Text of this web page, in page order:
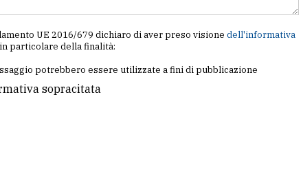
UE 2016/679 dichiaro di aver preso visione dell'informativa
particolare della finalità:
potrebbero essere utilizzate a fini di pubblicazione
sopracitata